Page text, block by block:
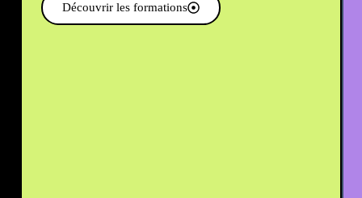
Découvrir les formations